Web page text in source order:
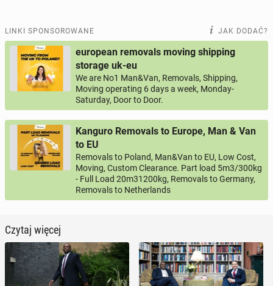
LINKI SPONSOROWANE JAK DODAĆ?
european removals moving shipping
storage uk-eu
We are No1 Man&Van, Removals, Shipping,
Moving operating 6 days a week, Monday-
Saturday, Door to Door.
Kanguro Removals to Europe, Man & Van
to EU
Removals to Poland, Man&Van to EU, Low Cost,
Moving, Custom Clearance. Part load 5m3/300kg
- Full Load 20m31200kg, Removals to Germany,
Removals to Netherlands
Czytaj więcej